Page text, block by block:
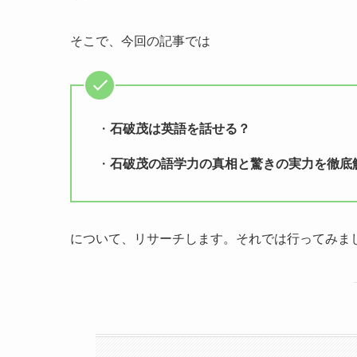
そこで、今回の記事では
・ 石破茂は英語を話せる？
・ 石破茂の語学力の真相と驚きの実力を徹底
について、リサーチします。それでは行ってみま